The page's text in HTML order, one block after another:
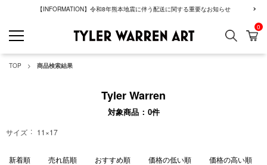
【INFORMATION】令和8年熊本地震に伴う配送に関する重要なお知らせ
GREENROOM
検索 カ
0
TOP 商品検索結果
Tyler Warren
対象商品 0件
サイズ 11×17
新着順 売れ筋順 おすすめ順 価格の低い順 価格の高い順